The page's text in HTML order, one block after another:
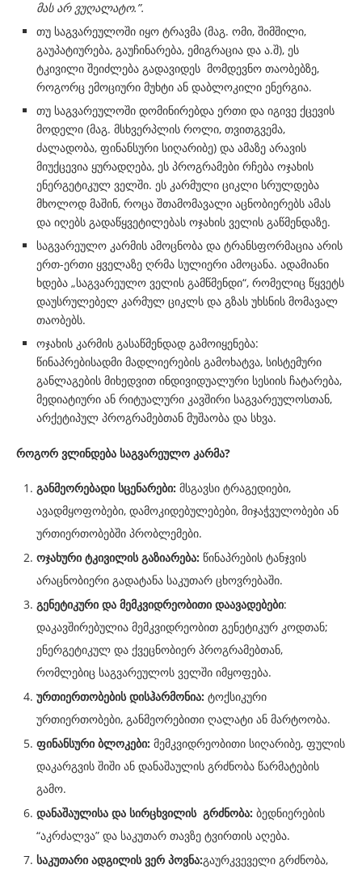
მას არ ვუღალატო.”.
თუ საგვარეულოში იყო ტრავმა (მაგ. ომი, შიმშილი,
გაუპატიურება, გაუჩინარება, ემიგრაცია და ა.შ), ეს
ტკივილი შეიძლება გადავიდეს მომდევნო თაობებზე,
როგორც ემოციური მუხტი ან დაბლოკილი ენერგია.
თუ საგვარეულოში დომინირებდა ერთი და იგივე ქცევის
მოდელი (მაგ. მსხვერპლის როლი, თვითგვემა,
ძალადობა, ფინანსური სიღარიბე) და ამაზე არავის
მიუქცევია ყურადღება, ეს პროგრამები რჩება ოჯახის
ენერგეტიკულ ველში. ეს კარმული ციკლი სრულდება
მხოლოდ მაშინ, როცა შთამომავალი აცნობიერებს ამას
და იღებს გადაწყვეტილებას ოჯახის ველის გაწმენდაზე.
საგვარეულო კარმის ამოცნობა და ტრანსფორმაცია არის
ერთ-ერთი ყველაზე ღრმა სულიერი ამოცანა. ადამიანი
ხდება „საგვარეულო ველის გამწმენდი“, რომელიც წყვეტს
დაუსრულებელ კარმულ ციკლს და გზას უხსნის მომავალ
თაობებს.
ოჯახის კარმის გასაწმენდად გამოიყენება:
წინაპრებისადმი მადლიერების გამოხატვა, სისტემური
განლაგების მიხედვით ინდივიდუალური სესიის ჩატარება,
მედიატიური ან რიტუალური კავშირი საგვარეულოსთან,
არქეტიპულ პროგრამებთან მუშაობა და სხვა.
როგორ ვლინდება საგვარეულო კარმა?
განმეორებადი სცენარები: მსგავსი ტრაგედიები,
ავადმყოფობები, დამოკიდებულებები, მიჯაჭვულობები ან
ურთიერთობებში პრობლემები.
ოჯახური ტკივილისგაზიარება: წინაპრების ტანჯვის
არაცნობიერი გადატანა საკუთარ ცხოვრებაში.
გენეტიკური და მემკვიდრეობითი დაავადებები:
დაკავშირებულია მემკვიდრეობით გენეტიკურ კოდთან;
ენერგეტიკულ და ქვეცნობიერ პროგრამებთან,
რომლებიც საგვარეულოს ველში იმყოფება.
ურთიერთობებისდისჰარმონია: ტოქსიკური
ურთიერთობები, განმეორებითი ღალატი ან მარტოობა.
ფინანსური ბლოკები: მემკვიდრეობითი სიღარიბე, ფულის
დაკარგვის შიში ან დანაშაულის გრძნობა წარმატების
გამო.
დანაშაულისა და სირცხვილის გრძნობა: ბედნიერების
“აკრძალვა” და საკუთარ თავზე ტვირთის აღება.
საკუთარი ადგილის ვერ პოვნა:გაურკვეველი გრძნობა,